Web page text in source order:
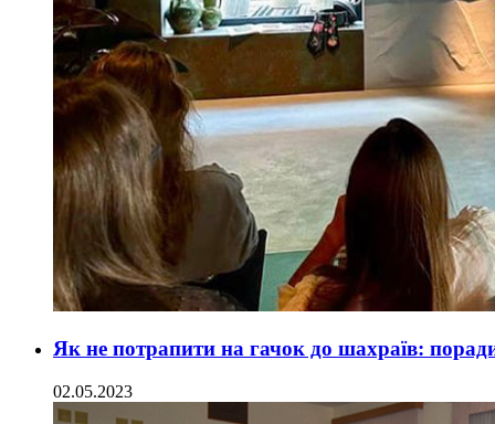
Як не потрапити на гачок до шахраїв: поради
02.05.2023